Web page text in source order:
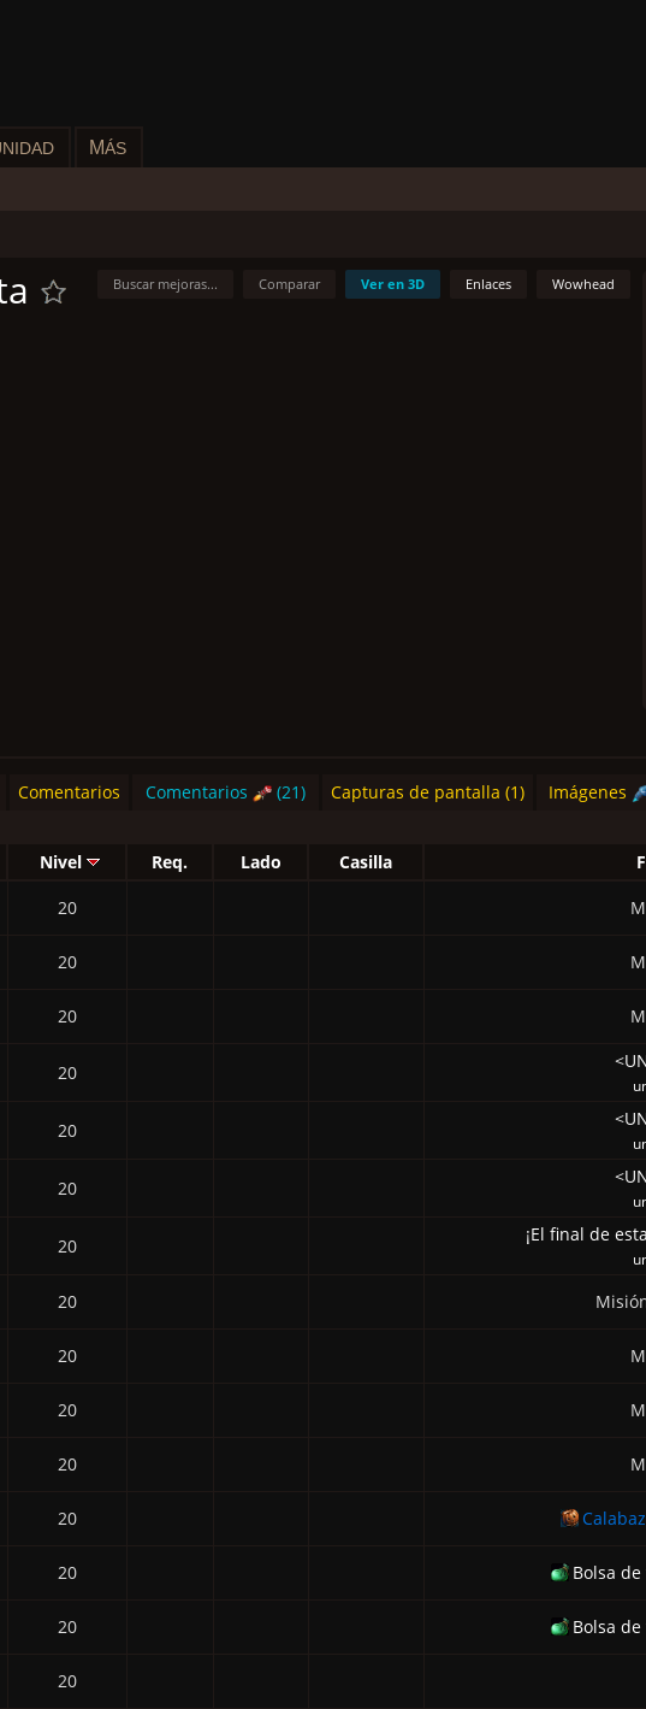
MÁS
Wowhead
Enlaces
Ver en 3D
Comparar
Buscar mejoras...
Comentarios Comentarios (21) Capturas de pantalla (1) Imágenes
Nivel Req. Lado Casilla
20
20
20
20
20
20
20
¡El final de
20
20
20
20
20
20 Bolsa
20 Bolsa
20